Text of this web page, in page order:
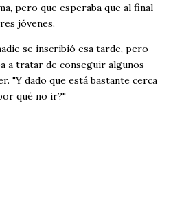
pero que esperaba que al final
jóvenes.
se inscribió esa tarde, pero
a tratar de conseguir algunos
"Y dado que está bastante cerca
qué no ir?"